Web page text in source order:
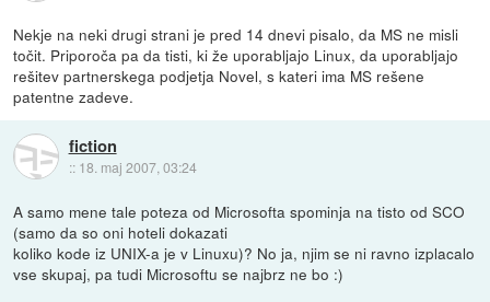
Nekje na neki drugi strani je pred 14 dnevi pisalo, da MS ne misli
točit. Priporoča pa da tisti, ki že uporabljajo Linux, da uporabljajo
rešitev partnerskega podjetja Novel, s kateri ima MS rešene
patentne zadeve.
fiction
:: 18. maj 2007, 03:24
A samo mene tale poteza od Microsofta spominja na tisto od SCO
(samo da so oni hoteli dokazati
koliko kode iz UNIX-a je v Linuxu)? No ja, njim se ni ravno izplacalo
vse skupaj, pa tudi Microsoftu se najbrz ne bo :)